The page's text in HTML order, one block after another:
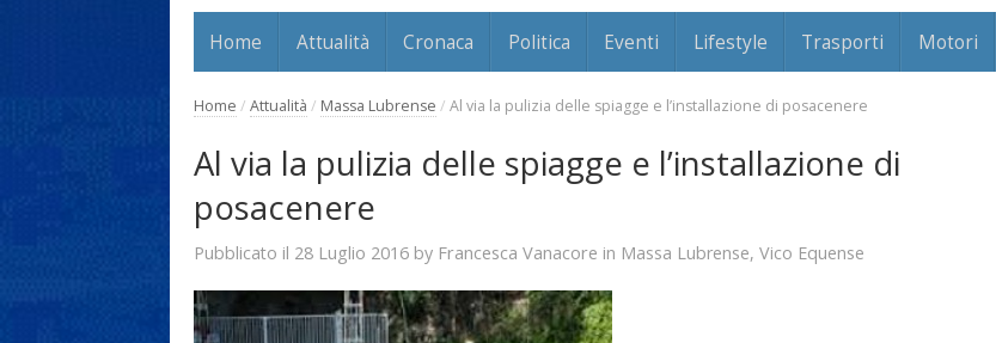
Home Attualità Cronaca Politica Eventi Lifestyle Trasporti Motori
Home / Attualità / Massa Lubrense / Al via la pulizia delle spiagge e l’installazione di posacenere
Al via la pulizia delle spiagge e l’installazione di
posacenere
Pubblicato il 28 Luglio 2016 by Francesca Vanacore in Massa Lubrense, Vico Equense